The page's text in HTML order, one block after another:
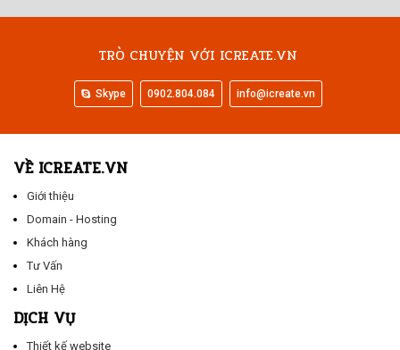
TRÒ CHUYỆN VỚI ICREATE.VN
Skype 0902.804.084 info@icreate.vn
VỀ ICREATE.VN
Giới thiệu
Domain - Hosting
Khách hàng
Tư Vấn
Liên Hệ
DỊCH VỤ
Thiết kế website